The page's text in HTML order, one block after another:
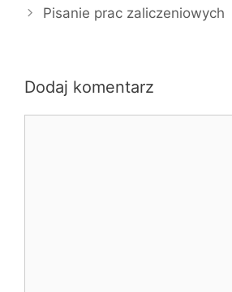
Pisanie prac zaliczeniowych
Dodaj komentarz